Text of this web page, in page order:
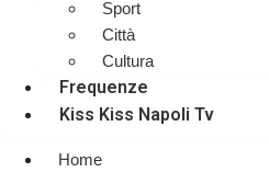
Sport
Città
Cultura
Frequenze
Kiss Kiss Napoli Tv
Home